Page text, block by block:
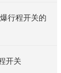
行程开关的
开关